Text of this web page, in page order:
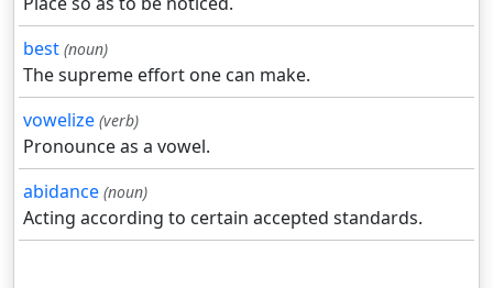
best (noun)
The supreme effort one can make.
vowelize (verb)
Pronounce as a vowel.
abidance (noun)
Acting according to certain accepted standards.